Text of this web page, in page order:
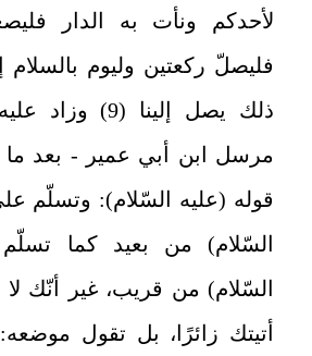
لأحدكم ونأت به الدار
فليصلّ ركعتين وليوم بالسلام
ذلك يصل إلينا
مرسل ابن أبي عمير - بعد
قوله (عليه السّلام): وتسلّم
السّلام) من بعيد كما
السّلام) من قريب، غير أنّك
أتيتك زائرًا، بل تقول